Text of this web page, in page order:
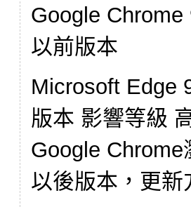
Google
以前版本
Microsoft Edge
版本 影響等級
Google
以後版本，更新